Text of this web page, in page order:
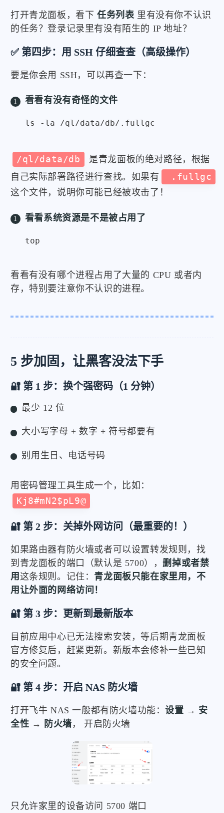
打开青龙面板，看下 任务列表里有没有你不认识
的任务？登录记录里有没有陌生的 IP 地址？
✅ 第四步：用 SSH 仔细查查（高级操作）
要是你会用 SSH，可以再查一下：
看看有没有奇怪的文件
/ql/data/db
是青龙面板的绝对路径，根据
自己实际部署路径进行查找。如果有
.fullgc
这个文件，说明你可能已经被攻击了！
看看系统资源是不是被占用了
看看有没有哪个进程占用了大量的 CPU 或者内
存，特别要注意你不认识的进程。
5 步加固，让黑客没法下手
🔐 第 1 步：换个强密码（1 分钟）
最少 12 位
大小写字母 + 数字 + 符号都要有
别用生日、电话号码
用密码管理工具生成一个，比如：
Kj8#mN2$pL9@
🔐 第 2 步：关掉外网访问（最重要的！）
如果路由器有防火墙或者可以设置转发规则，找
到青龙面板的端口（默认是 5700），删掉或者禁
用 这条规则。记住： 青龙面板只能在家里用，不
用让外面的网络访问！
🔐 第 3 步：更新到最新版本
目前应用中心已无法搜索安装，等后期青龙面板
官方修复后，赶紧更新。新版本会修补一些已知
的安全问题。
🔐 第 4 步：开启 NAS 防火墙
打开飞牛 NAS 一般都有防火墙功能：设置 → 安
全性 → 防火墙 ， 开启防火墙
只允许家里的设备访问 5700 端口